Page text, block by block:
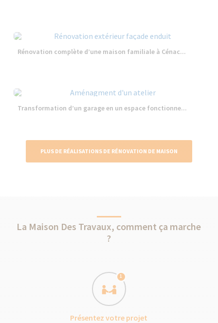
Rénovation complète d’une maison familiale à Cénac...
Transformation d’un garage en un espace fonctionne...
PLUS DE RÉALISATIONS DE RÉNOVATION DE MAISON
La Maison Des Travaux, comment ça marche
?
1
Présentez votre projet